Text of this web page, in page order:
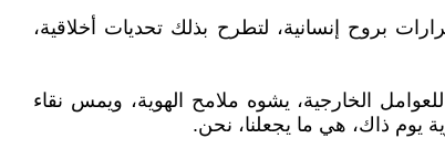
بروح إنسانية، لتطرح بذلك تحديات أخلاقية،
الخارجية، يشوه ملامح الهوية، ويمس نقاء
يوم ذاك، هي ما يجعلنا، نحن.